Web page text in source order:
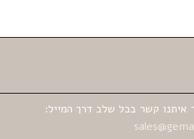
איתנו קשר בכל שלב דרך המייל: